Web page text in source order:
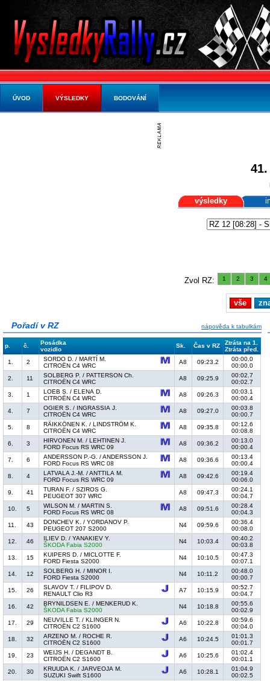
výsledky
Zvol RZ: 1 2 3 4
vše
Pořadí v RZ nápověda k tabulkám
p. č.
Posádka
vozidlo
Sk. Čas v RZ
Ztráta na 1.
Ztráta před.
1.
2
SORDO D. / MARTÍ M.
CITROËN C4 WRC
A8 09:23.2
00:00.0
00:00.0
2.
11
SOLBERG P. / PATTERSON Ch.
CITROËN C4 WRC
A8 09:25.9
00:02.7
00:02.7
3.
1
LOEB S. / ELENA D.
CITROËN C4 WRC
A8 09:26.3
00:03.1
00:00.4
4.
7
OGIER S. / INGRASSIA J.
CITROËN C4 WRC
A8 09:27.0
00:03.8
00:00.7
5.
8
RÄIKKÖNEN K. / LINDSTRÖM K.
CITROËN C4 WRC
A8 09:35.8
00:12.6
00:08.8
6.
3
HIRVONEN M. / LEHTINEN J.
FORD Focus RS WRC 09
A8 09:36.2
00:13.0
00:00.4
7.
6
ANDERSSON P.-G. / ANDERSSON J.
FORD Focus RS WRC 08
A8 09:36.6
00:13.4
00:00.4
8.
4
LATVALA J.-M. / ANTTILA M.
FORD Focus RS WRC 09
A8 09:42.6
00:19.4
00:06.0
9.
41
TURAN F. / SZIROS G.
PEUGEOT 307 WRC
A8 09:47.3
00:24.1
00:04.7
10.
5
WILSON M. / MARTIN S.
FORD Focus RS WRC 08
A8 09:51.6
00:28.4
00:04.3
11.
43
DONCHEV K. / YORDANOV P.
PEUGEOT 207 S2000
N4 09:59.6
00:36.4
00:08.0
12.
46
ILIEV D. / YANAKIEV Y.
ŠKODA Fabia S2000
N4 10:03.4
00:40.2
00:03.8
13.
15
KUIPERS D. / MICLOTTE F.
FORD Fiesta S2000
N4 10:10.5
00:47.3
00:07.1
14.
12
SOLBERG H. / MINOR I.
FORD Fiesta S2000
N4 10:11.2
00:48.0
00:00.7
15.
26
SLAVOV T. / FILIPOV D.
RENAULT Clio R3
A7 10:15.9
00:52.7
00:04.7
16.
42
BRYNILDSEN E. / MENKERUD K.
ŠKODA Fabia S2000
N4 10:18.8
00:55.6
00:02.9
17.
29
NEUVILLE T. / KLINGER N.
CITROËN C2 S1600
A6 10:22.8
00:59.6
00:04.0
18.
32
ARZENO M. / ROCHE R.
CITROËN C2 S1600
A6 10:24.5
01:01.3
00:01.7
19.
23
WEIJS H. / DEGANDT B.
CITROËN C2 S1600
A6 10:25.6
01:02.4
00:01.1
20.
30
KRUUDA K. / JARVEOJA M.
SUZUKI Swift S1600
A6 10:28.1
01:04.9
00:02.5
ÚVOD VÝSLEDKY BODOVÁNÍ